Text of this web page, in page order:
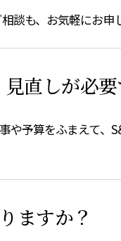
談も、お気軽にお申
直しが必
や予算をふまえて、
ますか？